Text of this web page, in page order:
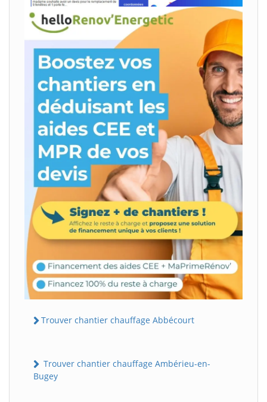
Trouver chantier chauffage Abbécourt
Trouver chantier chauffage Ambérieu-en-
Bugey